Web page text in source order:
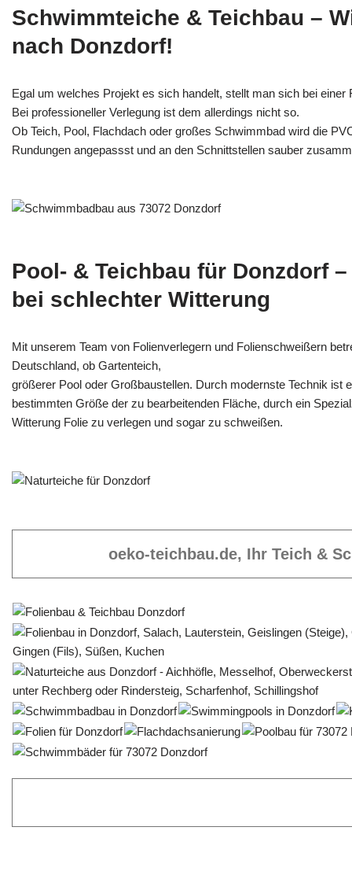
Schwimmteiche & Teichbau –
nach Donzdorf!
Egal um welches Projekt es sich handelt, stellt man sich bei einer
Bei professioneller Verlegung ist dem allerdings nicht so.
Ob Teich, Pool, Flachdach oder großes Schwimmbad wird die
Rundungen angepassst und an den Schnittstellen sauber
Pool- & Teichbau für Donzdorf
bei schlechter Witterung
Mit unserem Team von Folienverlegern und Folien­schweißern
Deutschland, ob Gartenteich,
größerer Pool oder Großbaustellen. Durch modernste Technik ist
bestimmten Größe der zu bearbeitenden Fläche, durch ein
Witterung Folie zu verlegen und sogar zu schweißen.
oeko-teichbau.de, Ihr Teich &